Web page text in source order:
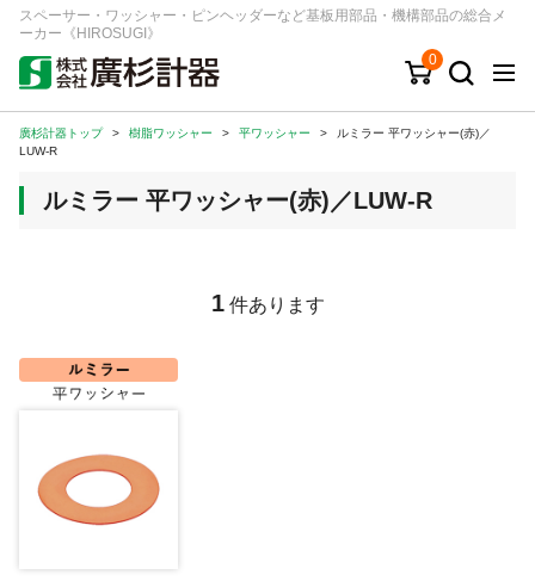
スペーサー・ワッシャー・ピンヘッダーなど基板用部品・機構部品の総合メ
ーカー《HIROSUGI》
0
キーワード 品番/シリーズ
商品カテゴリから探す
ジャンルから探す
ログイン
注文・見積りについて
お問い合わせ窓口
会社情報
廣杉計器トップ > 樹脂ワッシャー > 平ワッシャー >
ルミラー 平ワッシャー(赤)／
LUW-R
ルミラー 平ワッシャー(赤)／LUW-R
1 件あります